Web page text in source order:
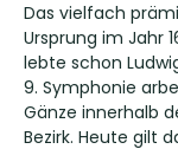
Das vielfach
Ursprung im Jahr
lebte schon
9. Symphonie
Gänze innerhalb
Bezirk. Heute gilt